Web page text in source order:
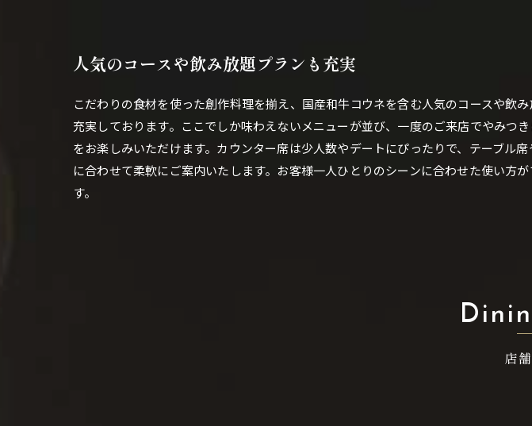
人気のコースや飲み放題プランも充実
こだわりの食材を使った創作料理を揃え、国産和牛コウネを含む人気のコースや飲
充実しております。ここでしか味わえないメニューが並び、一度のご来店でやみつ
をお楽しみいただけます。カウンター席は少人数やデートにぴったりで、テーブル
に合わせて柔軟にご案内いたします。お客様一人ひとりのシーンに合わせた使い方
す。
店